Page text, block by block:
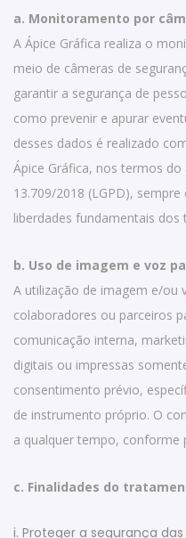
a. Monitoramento por
A Ápice Gráfica realiza o
meio de câmeras de
garantir a segurança de
como prevenir e apurar
desses dados é realizado
Ápice Gráfica, nos termos do
13.709/2018 (LGPD),
liberdades fundamentais dos
b. Uso de imagem e voz
A utilização de imagem e/ou
colaboradores ou parceiros
comunicação interna,
digitais ou impressas
consentimento prévio,
de instrumento próprio. O
a qualquer tempo, conforme
c. Finalidades do
i. Proteger a segurança